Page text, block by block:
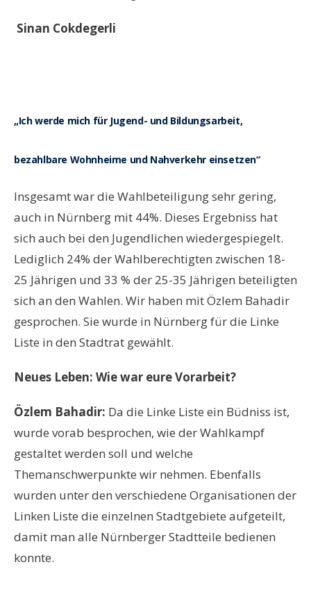
Sinan Cokdegerli
„Ich werde mich für Jugend- und Bildungsarbeit,
bezahlbare Wohnheime und Nahverkehr einsetzen“
Insgesamt war die Wahlbeteiligung sehr gering,
auch in Nürnberg mit 44%. Dieses Ergebniss hat
sich auch bei den Jugendlichen wiedergespiegelt.
Lediglich 24% der Wahlberechtigten zwischen 18-
25 Jährigen und 33 % der 25-35 Jährigen beteiligten
sich an den Wahlen. Wir haben mit Özlem Bahadir
gesprochen. Sie wurde in Nürnberg für die Linke
Liste in den Stadtrat gewählt.
Neues Leben: Wie war eure Vorarbeit?
Özlem Bahadir: Da die Linke Liste ein Büdniss ist,
wurde vorab besprochen, wie der Wahlkampf
gestaltet werden soll und welche
Themanschwerpunkte wir nehmen. Ebenfalls
wurden unter den verschiedene Organisationen der
Linken Liste die einzelnen Stadtgebiete aufgeteilt,
damit man alle Nürnberger Stadtteile bedienen
konnte.